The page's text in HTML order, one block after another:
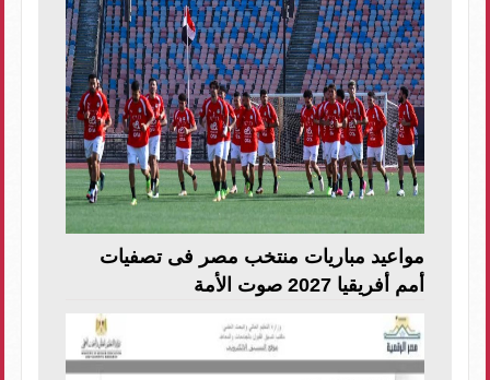
مواعيد مباريات منتخب مصر فى تصفيات
أمم أفريقيا 2027 صوت الأمة